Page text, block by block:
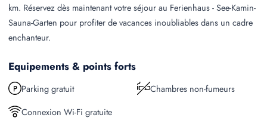
km. Réservez dès maintenant votre séjour au Ferienhaus - See-Kamin-
Sauna-Garten pour profiter de vacances inoubliables dans un cadre
enchanteur.
Equipements & points forts
Parking gratuit
Chambres non-fumeurs
Connexion Wi-Fi gratuite